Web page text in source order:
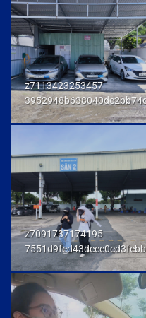
z7113423253457
z7091737174195